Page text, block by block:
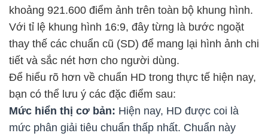
khoảng 921.600 điểm ảnh trên toàn bộ khung hình.
Với tỉ lệ khung hình 16:9, đây từng là bước ngoặt
thay thế các chuẩn cũ (SD) để mang lại hình ảnh chi
tiết và sắc nét hơn cho người dùng.
Để hiểu rõ hơn về chuẩn HD trong thực tế hiện nay,
bạn có thể lưu ý các đặc điểm sau:
Mức hiển thị cơ bản: Hiện nay, HD được coi là
mức phân giải tiêu chuẩn thấp nhất. Chuẩn này